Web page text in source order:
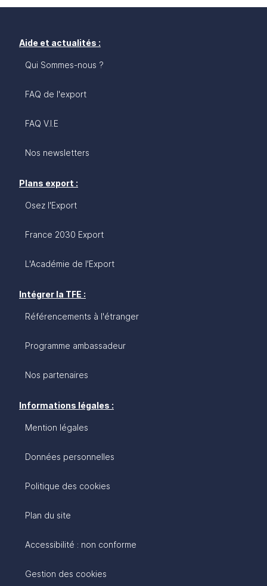
Aide et actualités :
Qui Sommes-nous ?
FAQ de l'export
FAQ V.I.E
Nos newsletters
Plans export :
Osez l'Export
France 2030 Export
L'Académie de l'Export
Intégrer la TFE :
Référencements à l'étranger
Programme ambassadeur
Nos partenaires
Informations légales :
Mention légales
Données personnelles
Politique des cookies
Plan du site
Accessibilité : non conforme
Gestion des cookies